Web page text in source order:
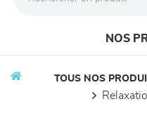
NOS
TOUS NOS